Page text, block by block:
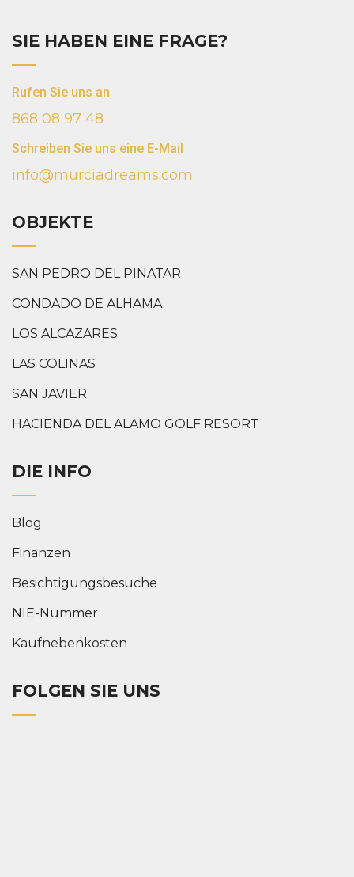
SIE HABEN EINE FRAGE?
Rufen Sie uns an
868 08 97 48
Schreiben Sie uns eine E-Mail
info@murciadreams.com
OBJEKTE
SAN PEDRO DEL PINATAR
CONDADO DE ALHAMA
LOS ALCAZARES
LAS COLINAS
SAN JAVIER
HACIENDA DEL ALAMO GOLF RESORT
DIE INFO
Blog
Finanzen
Besichtigungsbesuche
NIE-Nummer
Kaufnebenkosten
FOLGEN SIE UNS